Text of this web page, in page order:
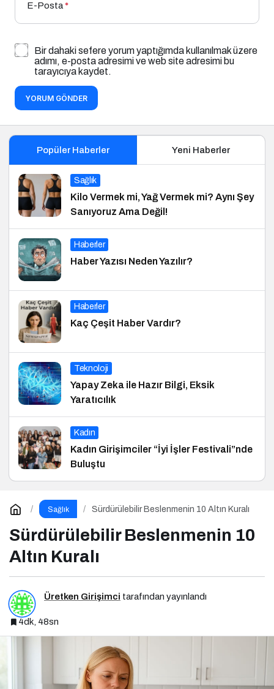
E-Posta*
Bir dahaki sefere yorum yaptığımda kullanılmak üzere
adımı, e-posta adresimi ve web site adresimi bu
tarayıcıya kaydet.
YORUM GÖNDER
Popüler Haberler Yeni Haberler
Sağlık
Kilo Vermek mi, Yağ Vermek mi? Aynı Şey
Sanıyoruz Ama Değil!
Haberler
Haber Yazısı Neden Yazılır?
Haberler
Kaç Çeşit Haber Vardır?
Teknoloji
Yapay Zeka ile Hazır Bilgi, Eksik
Yaratıcılık
Kadın
Kadın Girişimciler “İyi İşler Festivali”nde
Buluştu
Sağlık Sürdürülebilir Beslenmenin 10 Altın Kuralı
Sürdürülebilir Beslenmenin 10
Altın Kuralı
Üretken Girişimci tarafından yayınlandı
4dk, 48sn